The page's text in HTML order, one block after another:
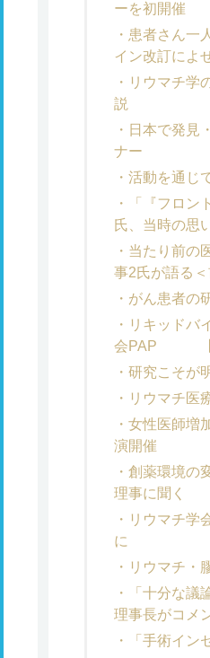
ーを初開催
患者さん一
イン改訂によ
リウマチ学
説
日本で発見
ナー
活動を通じ
「『フロ
氏、当時の思
当たり前の
事2氏が語る＜
がん患者の
リキッドバ
会PAP 【
研究こそが
リウマチ医
女性医師増
演開催
創薬環境の
理事に聞く
リウマチ学
に
リウマチ・
「十分な
理事長がコメ
「手術イ